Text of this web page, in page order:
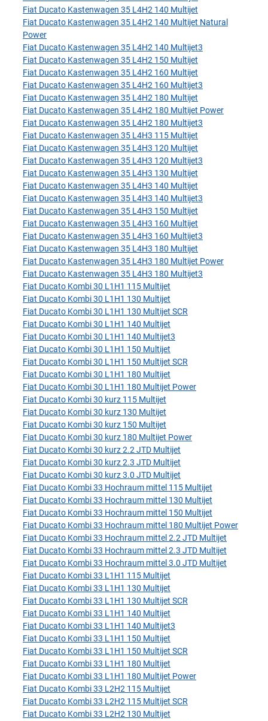
Fiat Ducato Kastenwagen 35 L4H2 140 Multijet
Fiat Ducato Kastenwagen 35 L4H2 140 Multijet Natural
Power
Fiat Ducato Kastenwagen 35 L4H2 140 Multijet3
Fiat Ducato Kastenwagen 35 L4H2 150 Multijet
Fiat Ducato Kastenwagen 35 L4H2 160 Multijet
Fiat Ducato Kastenwagen 35 L4H2 160 Multijet3
Fiat Ducato Kastenwagen 35 L4H2 180 Multijet
Fiat Ducato Kastenwagen 35 L4H2 180 Multijet Power
Fiat Ducato Kastenwagen 35 L4H2 180 Multijet3
Fiat Ducato Kastenwagen 35 L4H3 115 Multijet
Fiat Ducato Kastenwagen 35 L4H3 120 Multijet
Fiat Ducato Kastenwagen 35 L4H3 120 Multijet3
Fiat Ducato Kastenwagen 35 L4H3 130 Multijet
Fiat Ducato Kastenwagen 35 L4H3 140 Multijet
Fiat Ducato Kastenwagen 35 L4H3 140 Multijet3
Fiat Ducato Kastenwagen 35 L4H3 150 Multijet
Fiat Ducato Kastenwagen 35 L4H3 160 Multijet
Fiat Ducato Kastenwagen 35 L4H3 160 Multijet3
Fiat Ducato Kastenwagen 35 L4H3 180 Multijet
Fiat Ducato Kastenwagen 35 L4H3 180 Multijet Power
Fiat Ducato Kastenwagen 35 L4H3 180 Multijet3
Fiat Ducato Kombi 30 L1H1 115 Multijet
Fiat Ducato Kombi 30 L1H1 130 Multijet
Fiat Ducato Kombi 30 L1H1 130 Multijet SCR
Fiat Ducato Kombi 30 L1H1 140 Multijet
Fiat Ducato Kombi 30 L1H1 140 Multijet3
Fiat Ducato Kombi 30 L1H1 150 Multijet
Fiat Ducato Kombi 30 L1H1 150 Multijet SCR
Fiat Ducato Kombi 30 L1H1 180 Multijet
Fiat Ducato Kombi 30 L1H1 180 Multijet Power
Fiat Ducato Kombi 30 kurz 115 Multijet
Fiat Ducato Kombi 30 kurz 130 Multijet
Fiat Ducato Kombi 30 kurz 150 Multijet
Fiat Ducato Kombi 30 kurz 180 Multijet Power
Fiat Ducato Kombi 30 kurz 2.2 JTD Multijet
Fiat Ducato Kombi 30 kurz 2.3 JTD Multijet
Fiat Ducato Kombi 30 kurz 3.0 JTD Multijet
Fiat Ducato Kombi 33 Hochraum mittel 115 Multijet
Fiat Ducato Kombi 33 Hochraum mittel 130 Multijet
Fiat Ducato Kombi 33 Hochraum mittel 150 Multijet
Fiat Ducato Kombi 33 Hochraum mittel 180 Multijet Power
Fiat Ducato Kombi 33 Hochraum mittel 2.2 JTD Multijet
Fiat Ducato Kombi 33 Hochraum mittel 2.3 JTD Multijet
Fiat Ducato Kombi 33 Hochraum mittel 3.0 JTD Multijet
Fiat Ducato Kombi 33 L1H1 115 Multijet
Fiat Ducato Kombi 33 L1H1 130 Multijet
Fiat Ducato Kombi 33 L1H1 130 Multijet SCR
Fiat Ducato Kombi 33 L1H1 140 Multijet
Fiat Ducato Kombi 33 L1H1 140 Multijet3
Fiat Ducato Kombi 33 L1H1 150 Multijet
Fiat Ducato Kombi 33 L1H1 150 Multijet SCR
Fiat Ducato Kombi 33 L1H1 180 Multijet
Fiat Ducato Kombi 33 L1H1 180 Multijet Power
Fiat Ducato Kombi 33 L2H2 115 Multijet
Fiat Ducato Kombi 33 L2H2 115 Multijet SCR
Fiat Ducato Kombi 33 L2H2 130 Multijet